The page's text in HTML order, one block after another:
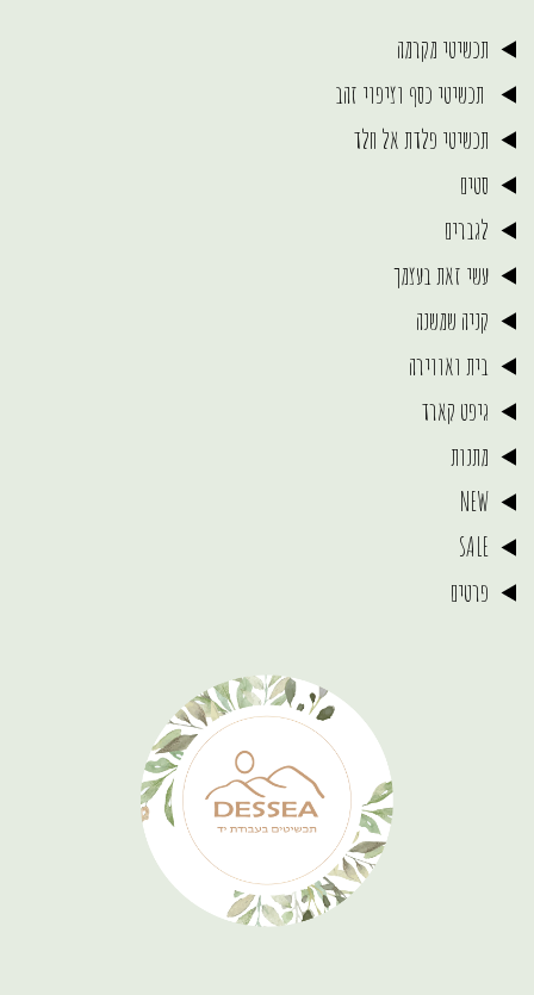
תכשיטי מקרמה
תכשיטי כסף וציפוי זהב
תכשיטי פלדת אל חלד
סטים
לגברים
עשי זאת בעצמך
קניה שמשנה
בית ואווירה
גיפט קארד
מתנות
NEW
SALE
פרטים